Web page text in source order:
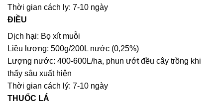
Thời gian cách ly: 7-10 ngày
ĐIỀU
Dịch hại: Bọ xít muỗi
Liều lượng: 500g/200L nước (0,25%)
Lượng nước: 400-600L/ha, phun ướt đều cây trồng khi
thấy sâu xuất hiện
Thời gian cách lý: 7-10 ngày
THUỐC LÁ